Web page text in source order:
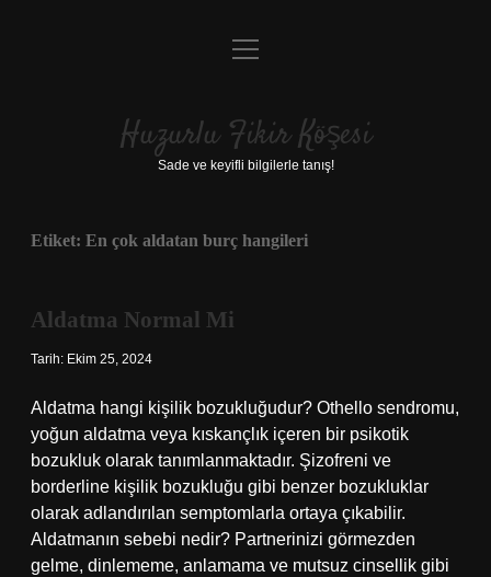
Anasayfa
Yasal Uyarı
menüyü
Huzurlu Fikir Köşesi
Sade ve keyifli bilgilerle tanış!
Etiket: En çok aldatan burç hangileri
Aldatma Normal Mi
Tarih: Ekim 25, 2024
Aldatma hangi kişilik bozukluğudur? Othello sendromu,
yoğun aldatma veya kıskançlık içeren bir psikotik
bozukluk olarak tanımlanmaktadır. Şizofreni ve
borderline kişilik bozukluğu gibi benzer bozukluklar
olarak adlandırılan semptomlarla ortaya çıkabilir.
Aldatmanın sebebi nedir? Partnerinizi görmezden
gelme, dinlememe, anlamama ve mutsuz cinsellik gibi